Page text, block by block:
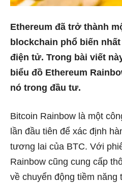
Ethereum đã trở thành
blockchain phổ biến
điện tử. Trong bài viết
biểu đồ Ethereum
nó trong đầu tư.
Bitcoin Rainbow là một
lần đầu tiên để xác định
tương lai của BTC. Với
Rainbow cũng cung cấp
về chuyển động tiềm